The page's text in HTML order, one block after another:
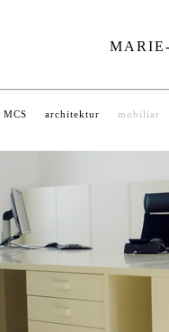
MCS architektur mobiliar